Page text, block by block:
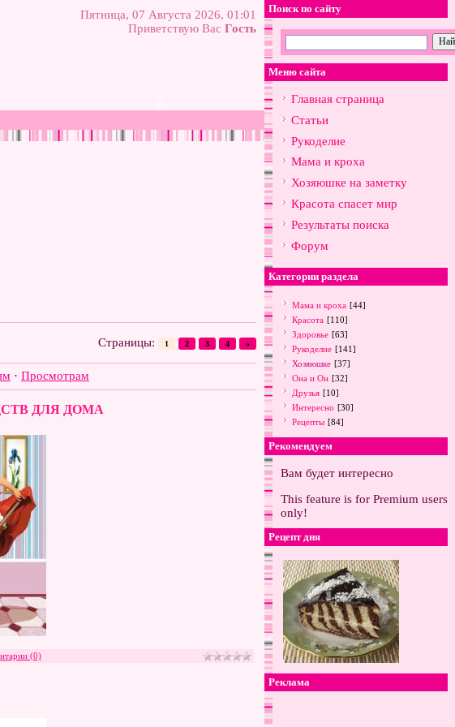
Пятница, 07 Августа 2026, 01:01
Приветствую Вас Гость
Страницы: 1 2 3 4 »
· Просмотрам
ДЛЯ ДОМА
(0)
Поиск по сайту
Меню сайта
Главная страница
Статьи
Рукоделие
Мама и кроха
Хозяюшке на заметку
Красота спасет мир
Результаты поиска
Форум
Категории раздела
Мама и кроха [44]
Красота [110]
Здоровье [63]
Рукоделие [141]
Хозяюшке [37]
Она и Он [32]
Друзья [10]
Интересно [30]
Рецепты [84]
Рекомендуем
Вам будет интересно
This feature is for Premium users
only!
Рецепт дня
Реклама